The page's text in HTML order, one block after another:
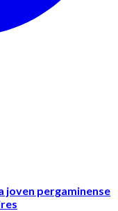
joven pergaminense